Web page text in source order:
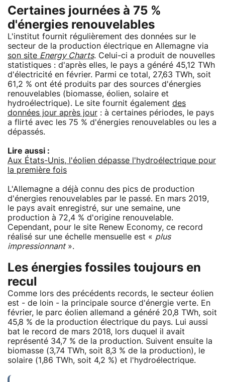
Certaines journées à 75 %
d'énergies renouvelables
L'institut fournit régulièrement des données sur le
secteur de la production électrique en Allemagne via
son site Energy Charts. Celui-ci a produit de nouvelles
statistiques : d'après elles, le pays a généré 45,12 TWh
d'électricité en février. Parmi ce total, 27,63 TWh, soit
61,2 % ont été produits par des sources d'énergies
renouvelables (biomasse, éolien, solaire et
hydroélectrique). Le site fournit également des
données jour après jour : à certaines périodes, le pays
a flirté avec les 75 % d'énergies renouvelables ou les a
dépassés.
Lire aussi :
Aux États-Unis, l'éolien dépasse l'hydroélectrique pour
la première fois
L'Allemagne a déjà connu des pics de production
d'énergies renouvelables par le passé. En mars 2019,
le pays avait enregistré, sur une semaine, une
production à 72,4 % d'origine renouvelable.
Cependant, pour le site Renew Economy, ce record
réalisé sur une échelle mensuelle est « plus
impressionnant».
Les énergies fossiles toujours en
recul
Comme lors des précédents records, le secteur éolien
est - de loin - la principale source d'énergie verte. En
février, le parc éolien allemand a généré 20,8 TWh, soit
45,8 % de la production électrique du pays. Lui aussi
bat le record de mars 2018, lors duquel il avait
représenté 34,7 % de la production. Suivent ensuite la
biomasse (3,74 TWh, soit 8,3 % de la production), le
solaire (1,86 TWh, soit 4,2 %) et l'hydroélectrique.